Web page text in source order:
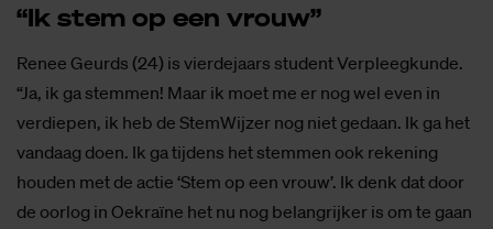
“Ik stem op een vrouw”
Renee Geurds (24) is vierdejaars student Verpleegkunde.
“Ja, ik ga stemmen! Maar ik moet me er nog wel even in
verdiepen, ik heb de StemWijzer nog niet gedaan. Ik ga het
vandaag doen. Ik ga tijdens het stemmen ook rekening
houden met de actie ‘Stem op een vrouw’. Ik denk dat door
de oorlog in Oekraïne het nu nog belangrijker is om te gaan